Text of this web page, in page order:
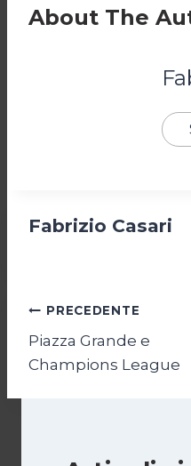
About The
Fabrizio Casari
Navigazione
articoli
PRECEDENTE
Piazza Grande e
Champions League